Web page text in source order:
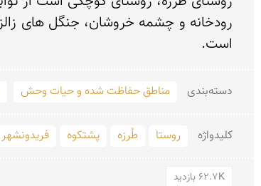
است.
دسته‌بندی مناطق حفاظت شده و حیات وحش
کلید‌واژه روستا طُرزه پشتکوه فریدونشهر
62.7K بازدید